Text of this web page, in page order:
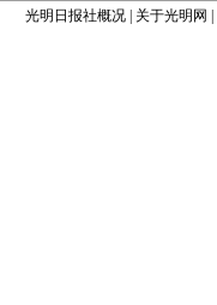
光明日报社概况 关于光明网